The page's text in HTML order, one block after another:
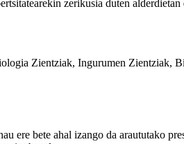
zerikusia duten alderdietan
Zientziak, Ingurumen Zientziak,
ere bete ahal izango da araututako